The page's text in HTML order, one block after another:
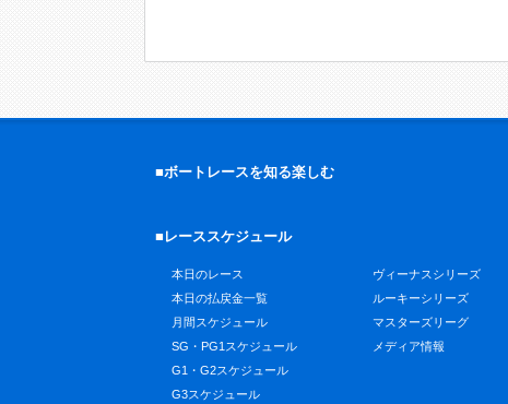
■ボートレースを知る楽しむ
■レーススケジュール
本日のレース
本日の払戻金一覧
月間スケジュール
SG・PG1スケジュール
G1・G2スケジュール
G3スケジュール
ヴィーナスシリーズ
ルーキーシリーズ
マスターズリーグ
メディア情報